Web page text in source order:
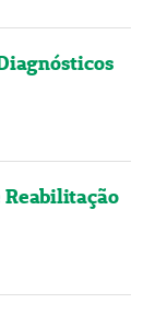
Reabilitação